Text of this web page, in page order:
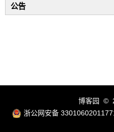
公告
博客园
©
浙公网安备